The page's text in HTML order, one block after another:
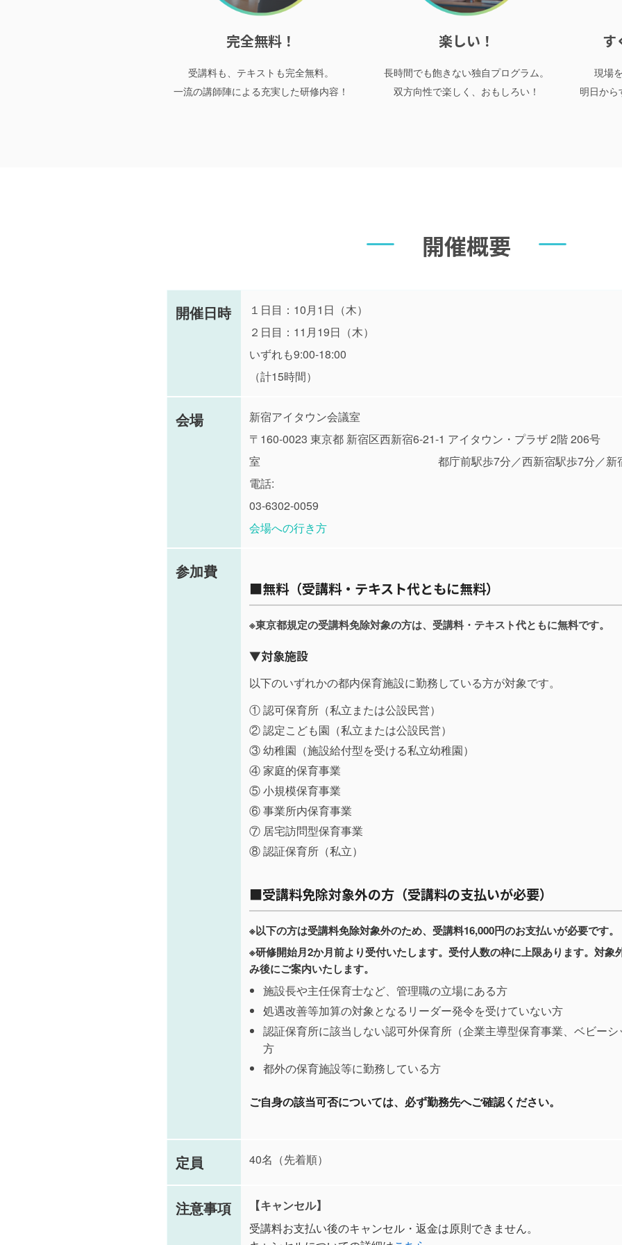
完全無料！
受講料も、テキストも完全無料。
一流の講師陣による充実した研修内容！
楽しい！
長時間でも飽きない独自プログラム。
双方向性で楽しく、おもしろい！
す
現場
明日か
開催概要
開催日時
１日目：10月1日（木）
２日目：11月19日（木）
いずれも9:00-18:00
（計15時間）
会場
新宿アイタウン会議室
〒160-0023 東京都 新宿区西新宿6-21-1 アイタウン・プラザ 2階 206号
室 都庁前駅歩7分／西新宿駅歩7分／新宿駅
電話:
03-6302-0059
会場への行き方
参加費
■無料（受講料・テキスト代ともに無料）
※東京都規定の受講料免除対象の方は、受講料・テキスト代ともに無料です。
▼対象施設
以下のいずれかの都内保育施設に勤務している方が対象です。
① 認可保育所（私立または公設民営）
② 認定こども園（私立または公設民営）
③ 幼稚園（施設給付型を受ける私立幼稚園）
④ 家庭的保育事業
⑤ 小規模保育事業
⑥ 事業所内保育事業
⑦ 居宅訪問型保育事業
⑧ 認証保育所（私立）
■受講料免除対象外の方（受講料の支払いが必要）
※以下の方は受講料免除対象外のため、受講料16,000円のお支払いが必要です。
※研修開始月2か月前より受付いたします。受付人数の枠に上限あります。対象
み後にご案内いたします。
施設長や主任保育士など、管理職の立場にある方
処遇改善等加算の対象となるリーダー発令を受けていない方
認証保育所に該当しない認可外保育所（企業主導型保育事業、ベビー
方
都外の保育施設等に勤務している方
ご自身の該当可否については、必ず勤務先へご確認ください。
定員 40名（先着順）
注意事項
【キャンセル】
受講料お支払い後のキャンセル・返金は原則できません。